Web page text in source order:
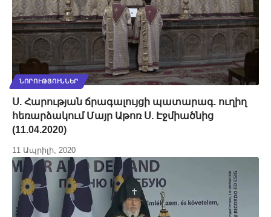
ՆՈՐՈՒԹՅՈՒՆՆԵՐ
Ս. Հարության ճրագալույցի պատարագ. ուղիղ
հեռարձակում Մայր Աթոռ Ս. Էջմիածնից
(11.04.2020)
11 Ապրիլի, 2020